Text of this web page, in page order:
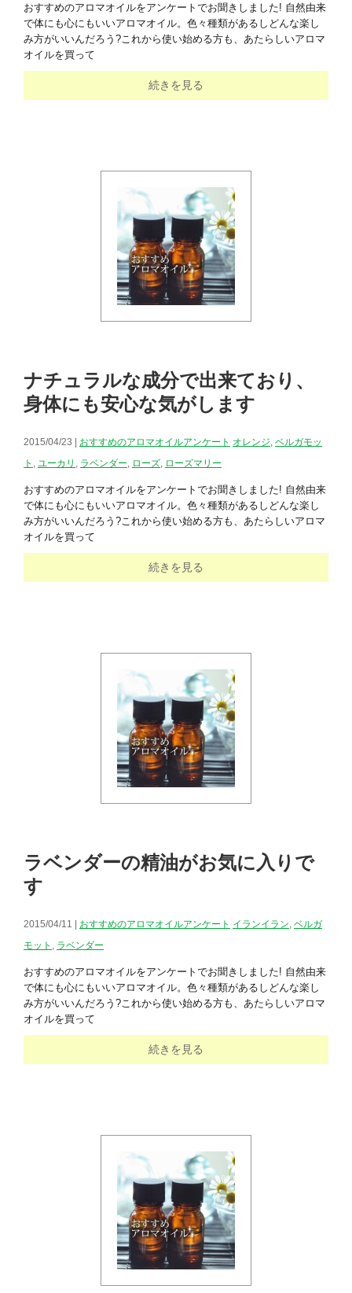
おすすめのアロマオイルをアンケートでお聞きしました! 自然由来
で体にも心にもいいアロマオイル。色々種類があるしどんな楽し
み方がいいんだろう?これから使い始める方も、あたらしいアロマ
オイルを買って
続きを見る
ナチュラルな成分で出来ており、
身体にも安心な気がします
2015/04/23 | おすすめのアロマオイルアンケート オレンジ ベルガモッ
ト
ユーカリ ラベンダー ローズ ローズマリー
おすすめのアロマオイルをアンケートでお聞きしました! 自然由来
で体にも心にもいいアロマオイル。色々種類があるしどんな楽し
み方がいいんだろう?これから使い始める方も、あたらしいアロマ
オイルを買って
続きを見る
ラベンダーの精油がお気に入りで
す
2015/04/11 | おすすめのアロマオイルアンケート イランイラン ベルガ
モット
ラベンダー
おすすめのアロマオイルをアンケートでお聞きしました! 自然由来
で体にも心にもいいアロマオイル。色々種類があるしどんな楽し
み方がいいんだろう?これから使い始める方も、あたらしいアロマ
オイルを買って
続きを見る